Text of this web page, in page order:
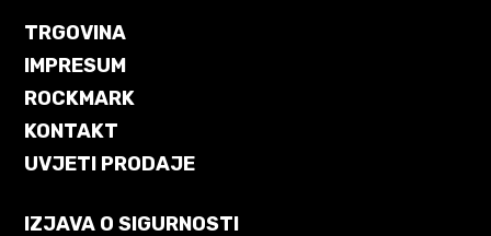
TRGOVINA
IMPRESUM
ROCKMARK
KONTAKT
UVJETI PRODAJE
IZJAVA O SIGURNOSTI